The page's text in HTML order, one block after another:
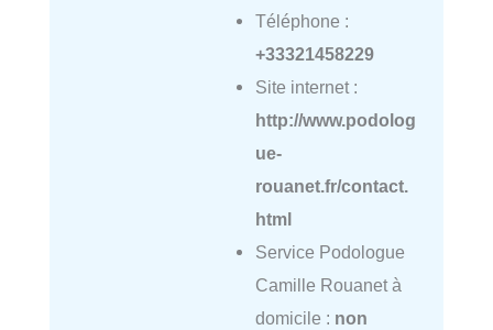
Téléphone :
+33321458229
Site internet :
http://www.podolog
ue-
rouanet.fr/contact.
html
Service Podologue
Camille Rouanet à
domicile : non